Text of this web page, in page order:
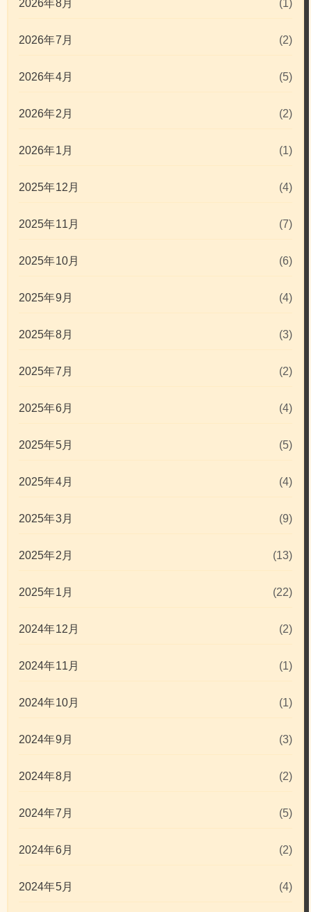
2026年8月 (1)
2026年7月 (2)
2026年4月 (5)
2026年2月 (2)
2026年1月 (1)
2025年12月 (4)
2025年11月 (7)
2025年10月 (6)
2025年9月 (4)
2025年8月 (3)
2025年7月 (2)
2025年6月 (4)
2025年5月 (5)
2025年4月 (4)
2025年3月 (9)
2025年2月 (13)
2025年1月 (22)
2024年12月 (2)
2024年11月 (1)
2024年10月 (1)
2024年9月 (3)
2024年8月 (2)
2024年7月 (5)
2024年6月 (2)
2024年5月 (4)